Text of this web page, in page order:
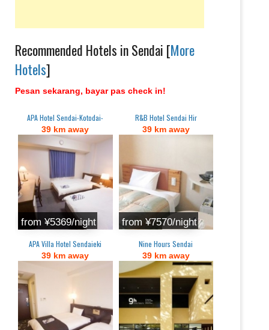
Recommended Hotels in Sendai [More
Hotels]
Pesan sekarang, bayar pas check in!
APA Hotel Sendai-Kotodai-
39 km away
from ¥5369/night
R&B Hotel Sendai Hir
39 km away
from ¥7570/night
APA Villa Hotel Sendaieki
39 km away
Nine Hours Sendai
39 km away